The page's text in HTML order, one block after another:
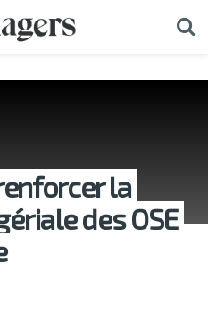
la
des OSE